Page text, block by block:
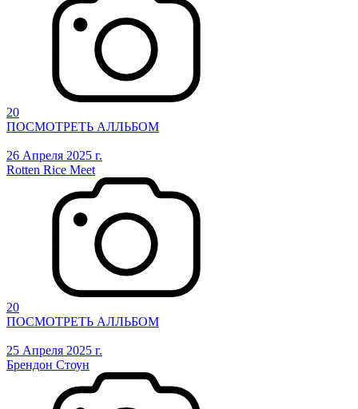
20
ПОСМОТРЕТЬ АЛЛЬБОМ
26 Апреля 2025 г.
Rotten Rice Meet
20
ПОСМОТРЕТЬ АЛЛЬБОМ
25 Апреля 2025 г.
Брендон Стоун